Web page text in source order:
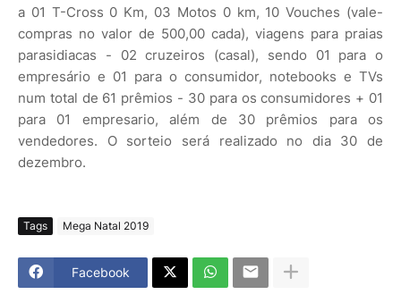
a 01 T-Cross 0 Km, 03 Motos 0 km, 10 Vouches (vale-
compras no valor de 500,00 cada), viagens para praias
parasidiacas - 02 cruzeiros (casal), sendo 01 para o
empresário e 01 para o consumidor, notebooks e TVs
num total de 61 prêmios - 30 para os consumidores + 01
para 01 empresario, além de 30 prêmios para os
vendedores. O sorteio será realizado no dia 30 de
dezembro.
Tags Mega Natal 2019
Facebook